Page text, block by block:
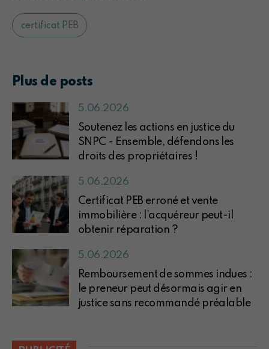
certificat PEB
Plus de posts
5.06.2026
Soutenez les actions en justice du
SNPC - Ensemble, défendons les
droits des propriétaires !
5.06.2026
Certificat PEB erroné et vente
immobilière : l'acquéreur peut-il
obtenir réparation ?
5.06.2026
Remboursement de sommes indues :
le preneur peut désormais agir en
justice sans recommandé préalable